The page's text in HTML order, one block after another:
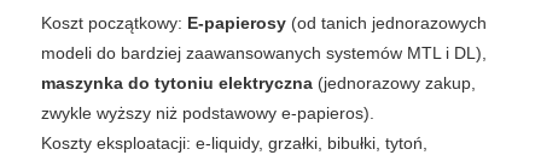
Koszt początkowy: E-papierosy (od tanich jednorazowych
modeli do bardziej zaawansowanych systemów MTL i DL),
maszynka do tytoniu elektryczna (jednorazowy zakup,
zwykle wyższy niż podstawowy e-papieros).
Koszty eksploatacji: e-liquidy, grzałki, bibułki, tytoń,